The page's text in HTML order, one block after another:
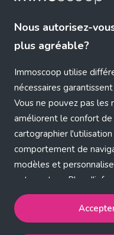
Nous autorisez-
plus agréable?
Immoscoop utilise
nécessaires
Vous ne pouvez pas les
améliorent le confort
cartographier
comportement de
modèles et
entre autres. Plus
Cliquez sur 'Gestion
Notre politique de
Application error: a client-
browser console for more